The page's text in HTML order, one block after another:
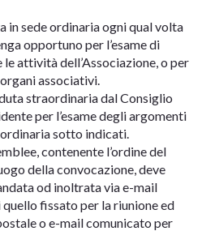
in sede ordinaria ogni qual volta
opportuno per l’esame di
attività dell’Associazione, o per
associativi.
straordinaria dal Consiglio
per l’esame degli argomenti
sotto indicati.
contenente l’ordine del
della convocazione, deve
od inoltrata via e-mail
fissato per la riunione ed
o e-mail comunicato per